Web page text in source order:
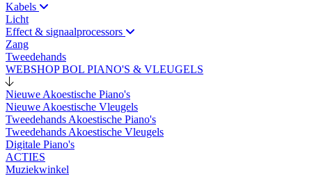
Kabels
Licht
Effect & signaalprocessors
Zang
Tweedehands
WEBSHOP BOL PIANO'S & VLEUGELS
Nieuwe Akoestische Piano's
Nieuwe Akoestische Vleugels
Tweedehands Akoestische Piano's
Tweedehands Akoestische Vleugels
Digitale Piano's
ACTIES
Muziekwinkel